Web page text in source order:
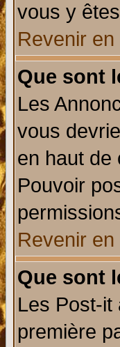
vous y
Revenir
Que sont
Les
vous
en haut de
Pouvoir
Revenir
Que sont
Les Post-it
première